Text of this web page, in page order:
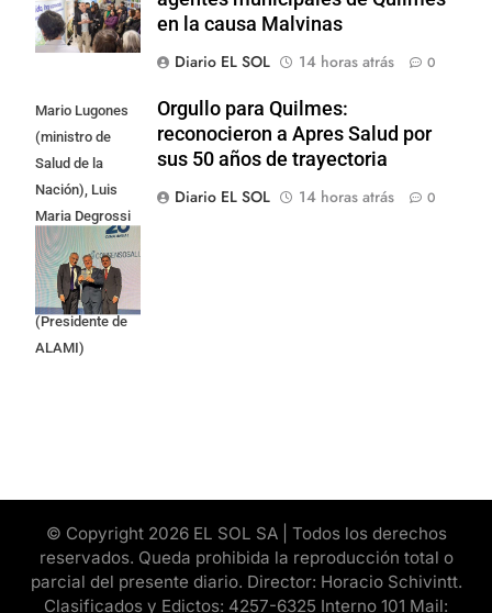
en la causa Malvinas
Diario EL SOL
14 horas atrás 0
Mario Lugones
(ministro de
Salud de la
Nación), Luis
Maria Degrossi
(Presidente de
Apres Salud) y
Cristian Mazza
(Presidente de
ALAMI)
Orgullo para Quilmes:
reconocieron a Apres Salud por
sus 50 años de trayectoria
Diario EL SOL
14 horas atrás 0
© Copyright 2026 EL SOL SA | Todos los derechos
reservados. Queda prohibida la reproducción total o
parcial del presente diario. Director: Horacio Schivintt.
Clasificados y Edictos: 4257-6325 Interno 101 Mail: